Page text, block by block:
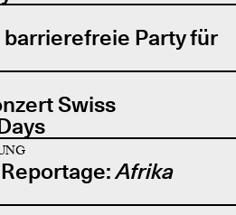
barrierefreie Party für
Swiss
Afrika